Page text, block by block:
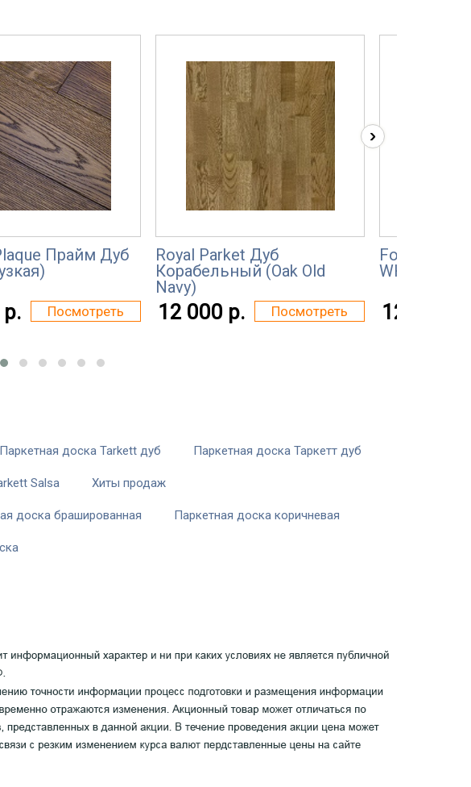
Прайм Дуб
Посмотреть
Royal Parket Дуб
Корабельный (Oak Old
Navy)
12 000 р. Посмотреть
Focus Floor
WHITE
12 000 р.
›
Паркетная доска Tarkett дуб Паркетная доска Таркетт дуб
Salsa Хиты продаж
доска брашированная Паркетная доска коричневая